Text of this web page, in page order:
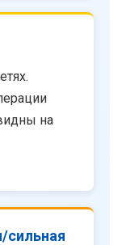
на
сильная